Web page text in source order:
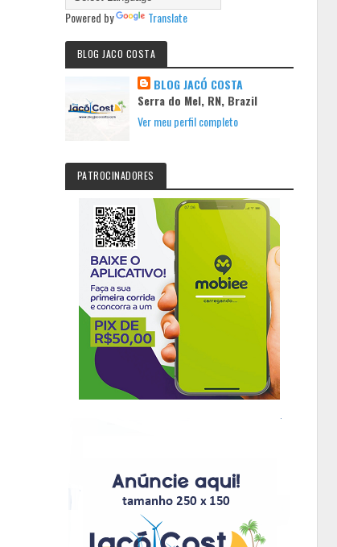
Powered by Translate
BLOG JACO COSTA
BLOG JACÓ COSTA
Serra do Mel, RN, Brazil
Ver meu perfil completo
PATROCINADORES